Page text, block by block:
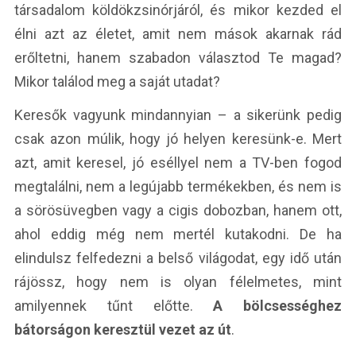
társadalom köldökzsinórjáról, és mikor kezded el
élni azt az életet, amit nem mások akarnak rád
erőltetni, hanem szabadon választod Te magad?
Mikor találod meg a saját utadat?
Keresők vagyunk mindannyian – a sikerünk pedig
csak azon múlik, hogy jó helyen keresünk-e. Mert
azt, amit keresel, jó eséllyel nem a TV-ben fogod
megtalálni, nem a legújabb termékekben, és nem is
a sörösüvegben vagy a cigis dobozban, hanem ott,
ahol eddig még nem mertél kutakodni. De ha
elindulsz felfedezni a belső világodat, egy idő után
rájössz, hogy nem is olyan félelmetes, mint
amilyennek tűnt előtte.A bölcsességhez
bátorságon keresztül vezet az út.